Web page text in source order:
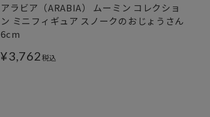
アラビア（ARABIA） ムーミン コレクショ
ン ミニフィギュア スノークのおじょうさん
6cm
¥3,762税込